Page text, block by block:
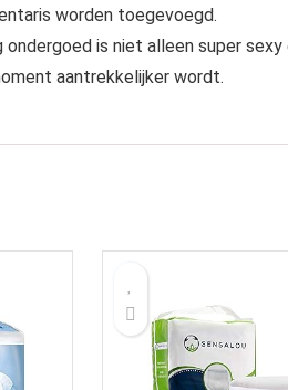
worden toegevoegd.
ondergoed is niet alleen super
aantrekkelijker wordt.